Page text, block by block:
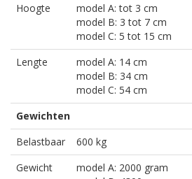
Hoogte
model A: tot 3 cm
model B: 3 tot 7 cm
model C: 5 tot 15 cm
Lengte
model A: 14 cm
model B: 34 cm
model C: 54 cm
Gewichten
Belastbaar
600 kg
Gewicht
model A: 2000 gram